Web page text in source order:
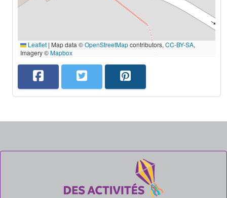
Leaflet | Map data ©OpenStreetMapcontributors, CC-BY-SA,
Imagery ©Mapbox